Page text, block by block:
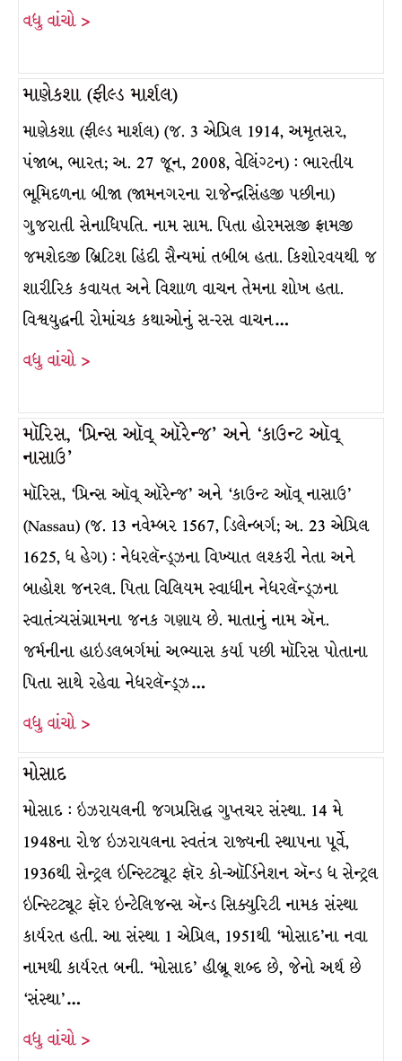
વધુ વાંચો >
માણેકશા (ફીલ્ડ માર્શલ)
માણેકશા (ફીલ્ડ માર્શલ) (જ. 3 એપ્રિલ 1914, અમૃતસર,
પંજાબ, ભારત; અ. 27 જૂન, 2008, વેલિંગ્ટન) : ભારતીય
ભૂમિદળના બીજા (જામનગરના રાજેન્દ્રસિંહજી પછીના)
ગુજરાતી સેનાધિપતિ. નામ સામ. પિતા હોરમસજી ફ્રામજી
જમશેદજી બ્રિટિશ હિંદી સૈન્યમાં તબીબ હતા. કિશોરવયથી જ
શારીરિક કવાયત અને વિશાળ વાચન તેમના શોખ હતા.
વિશ્વયુદ્ધની રોમાંચક કથાઓનું સ-રસ વાચન…
વધુ વાંચો >
મૉરિસ, ‘પ્રિન્સ ઑવ્ ઑરેન્જ’ અને ‘કાઉન્ટ ઑવ્
નાસાઉ’
મૉરિસ, ‘પ્રિન્સ ઑવ્ ઑરેન્જ’ અને ‘કાઉન્ટ ઑવ્ નાસાઉ’
(Nassau) (જ. 13 નવેમ્બર 1567, ડિલેન્બર્ગ; અ. 23 એપ્રિલ
1625, ધ હેગ) : નેધરલૅન્ડ્ઝના વિખ્યાત લશ્કરી નેતા અને
બાહોશ જનરલ. પિતા વિલિયમ સ્વાધીન નેધરલૅન્ડ્ઝના
સ્વાતંત્ર્યસંગ્રામના જનક ગણાય છે. માતાનું નામ ઍન.
જર્મનીના હાઇડલબર્ગમાં અભ્યાસ કર્યા પછી મૉરિસ પોતાના
પિતા સાથે રહેવા નેધરલૅન્ડ્ઝ…
વધુ વાંચો >
મોસાદ
મોસાદ : ઇઝરાયલની જગપ્રસિદ્ધ ગુપ્તચર સંસ્થા. 14 મે
1948ના રોજ ઇઝરાયલના સ્વતંત્ર રાજ્યની સ્થાપના પૂર્વે,
1936થી સેન્ટ્રલ ઇન્સ્ટિટ્યૂટ ફૉર કો-ઑર્ડિનેશન ઍન્ડ ધ સેન્ટ્રલ
ઇન્સ્ટિટ્યૂટ ફૉર ઇન્ટેલિજન્સ ઍન્ડ સિક્યુરિટી નામક સંસ્થા
કાર્યરત હતી. આ સંસ્થા 1 એપ્રિલ, 1951થી ‘મોસાદ’ના નવા
નામથી કાર્યરત બની. ‘મોસાદ’ હીબ્રૂ શબ્દ છે, જેનો અર્થ છે
‘સંસ્થા’…
વધુ વાંચો >